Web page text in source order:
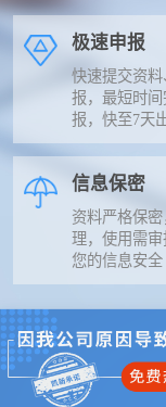
极速申报
快速提交资料
报，最短时间
报，快至7天
信息保密
资料严格保
理，使用需
您的信息安全